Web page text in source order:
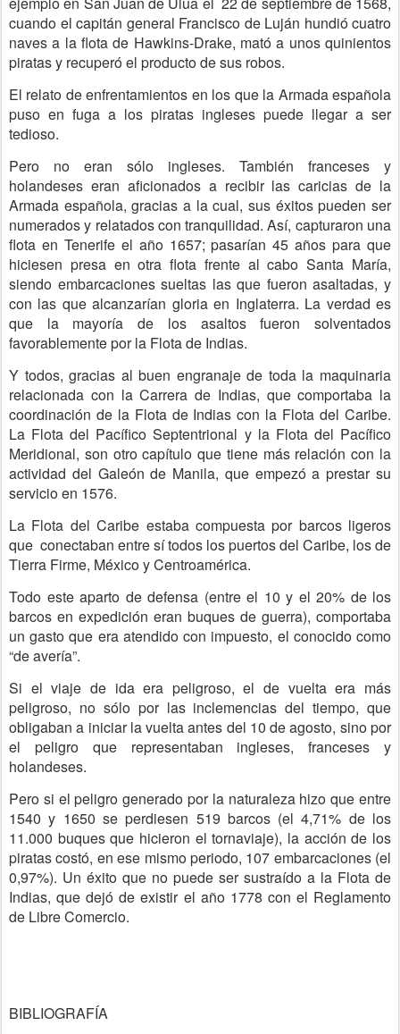
cuando el capitán general Francisco de Luján hundió cuatro
naves a la flota de Hawkins-Drake, mató a unos quinientos
piratas y recuperó el producto de sus robos.
El relato de enfrentamientos en los que la Armada española
puso en fuga a los piratas ingleses puede llegar a ser
tedioso.
Pero no eran sólo ingleses. También franceses y
holandeses eran aficionados a recibir las caricias de la
Armada española, gracias a la cual, sus éxitos pueden ser
numerados y relatados con tranquilidad. Así, capturaron una
flota en Tenerife el año 1657; pasarían 45 años para que
hiciesen presa en otra flota frente al cabo Santa María,
siendo embarcaciones sueltas las que fueron asaltadas, y
con las que alcanzarían gloria en Inglaterra. La verdad es
que la mayoría de los asaltos fueron solventados
favorablemente por la Flota de Indias.
Y todos, gracias al buen engranaje de toda la maquinaria
relacionada con la Carrera de Indias, que comportaba la
coordinación de la Flota de Indias con la Flota del Caribe.
La Flota del Pacífico Septentrional y la Flota del Pacífico
Meridional, son otro capítulo que tiene más relación con la
actividad del Galeón de Manila, que empezó a prestar su
servicio en 1576.
La Flota del Caribe estaba compuesta por barcos ligeros
que conectaban entre sí todos los puertos del Caribe, los de
Tierra Firme, México y Centroamérica.
Todo este aparto de defensa (entre el 10 y el 20% de los
barcos en expedición eran buques de guerra), comportaba
un gasto que era atendido con impuesto, el conocido como
“de avería”.
Si el viaje de ida era peligroso, el de vuelta era más
peligroso, no sólo por las inclemencias del tiempo, que
obligaban a iniciar la vuelta antes del 10 de agosto, sino por
el peligro que representaban ingleses, franceses y
holandeses.
Pero si el peligro generado por la naturaleza hizo que entre
1540 y 1650 se perdiesen 519 barcos (el 4,71% de los
11.000 buques que hicieron el tornaviaje), la acción de los
piratas costó, en ese mismo periodo, 107 embarcaciones (el
0,97%). Un éxito que no puede ser sustraído a la Flota de
Indias, que dejó de existir el año 1778 con el Reglamento
de Libre Comercio.
BIBLIOGRAFÍA